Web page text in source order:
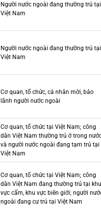
Người nước ngoài đang thường trú tại
Việt Nam
Người nước ngoài đang thường trú tại
Việt Nam
Cơ quan, tổ chức, cá nhân mời, bảo
lãnh người nước ngoài
Cơ quan, tổ chức tại Việt Nam; công
dân Việt Nam thường trú ở trong
và người nước ngoài đang tạm trú tại
Việt Nam
Cơ quan, tổ chức tại Việt Nam; công
dân Việt Nam đang thường trú tại khu
vực cấm, khu vực biên giới; người
ngoài đang cư trú tại Việt Nam